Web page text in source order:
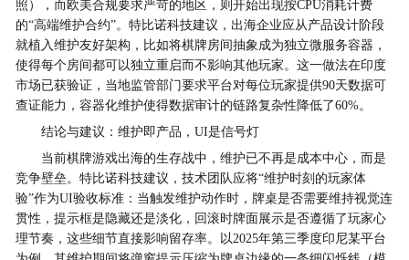
照），而欧美合规要求严苛的地区，则开始出现按CPU消耗计费
的“高端维护合约”。特比诺科技建议，出海企业应从产品设计阶段
就植入维护友好架构，比如将棋牌房间抽象成为独立微服务容器，
使得每个房间都可以独立重启而不影响其他玩家。这一做法在印度
市场已获验证，当地监管部门要求平台对每位玩家提供90天数据可
查证能力，容器化维护使得数据审计的链路复杂性降低了60%。
结论与建议：维护即产品，UI是信号灯
当前棋牌游戏出海的生存战中，维护已不再是成本中心，而是
竞争壁垒。特比诺科技建议，技术团队应将“维护时刻的玩家体
验”作为UI验收标准：当触发维护动作时，牌桌是否需要维持视觉连
贯性，提示框是隐藏还是淡化，回滚时牌面展示是否遵循了玩家心
理节奏，这些细节直接影响留存率。以2025年第三季度印尼某平台